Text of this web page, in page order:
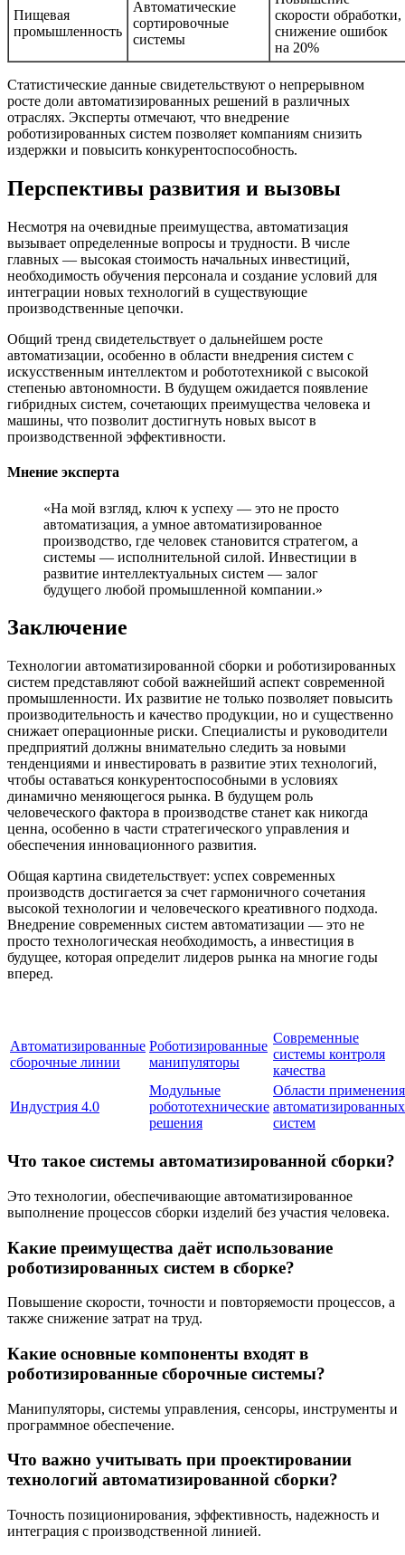
Пищевая
промышленность
Автоматические
сортировочные
системы
скорости обработки,
снижение ошибок
на 20%
Статистические данные свидетельствуют о непрерывном
росте доли автоматизированных решений в различных
отраслях. Эксперты отмечают, что внедрение
роботизированных систем позволяет компаниям снизить
издержки и повысить конкурентоспособность.
Перспективы развития и вызовы
Несмотря на очевидные преимущества, автоматизация
вызывает определенные вопросы и трудности. В числе
главных — высокая стоимость начальных инвестиций,
необходимость обучения персонала и создание условий для
интеграции новых технологий в существующие
производственные цепочки.
Общий тренд свидетельствует о дальнейшем росте
автоматизации, особенно в области внедрения систем с
искусственным интеллектом и робототехникой с высокой
степенью автономности. В будущем ожидается появление
гибридных систем, сочетающих преимущества человека и
машины, что позволит достигнуть новых высот в
производственной эффективности.
Мнение эксперта
«На мой взгляд, ключ к успеху — это не просто
автоматизация, а умное автоматизированное
производство, где человек становится стратегом, а
системы — исполнительной силой. Инвестиции в
развитие интеллектуальных систем — залог
будущего любой промышленной компании.»
Заключение
Технологии автоматизированной сборки и роботизированных
систем представляют собой важнейший аспект современной
промышленности. Их развитие не только позволяет повысить
производительность и качество продукции, но и существенно
снижает операционные риски. Специалисты и руководители
предприятий должны внимательно следить за новыми
тенденциями и инвестировать в развитие этих технологий,
чтобы оставаться конкурентоспособными в условиях
динамично меняющегося рынка. В будущем роль
человеческого фактора в производстве станет как никогда
ценна, особенно в части стратегического управления и
обеспечения инновационного развития.
Общая картина свидетельствует: успех современных
производств достигается за счет гармоничного сочетания
высокой технологии и человеческого креативного подхода.
Внедрение современных систем автоматизации — это не
просто технологическая необходимость, а инвестиция в
будущее, которая определит лидеров рынка на многие годы
вперед.
Автоматизированные
сборочные линии
Роботизированные
манипуляторы
Современные
системы контроля
качества
Индустрия 4.0
Модульные
робототехнические
решения
Области применения
автоматизированных
систем
Что такое системы автоматизированной сборки?
Это технологии, обеспечивающие автоматизированное
выполнение процессов сборки изделий без участия человека.
Какие преимущества даёт использование
роботизированных систем в сборке?
Повышение скорости, точности и повторяемости процессов, а
также снижение затрат на труд.
Какие основные компоненты входят в
роботизированные сборочные системы?
Манипуляторы, системы управления, сенсоры, инструменты и
программное обеспечение.
Что важно учитывать при проектировании
технологий автоматизированной сборки?
Точность позиционирования, эффективность, надежность и
интеграция с производственной линией.